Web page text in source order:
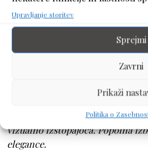
Upravljanje storitev
Sprejmi
Zavrni
Prikaži
Politika o
Opis Mnenja (0)
Opis
Ta filigranska broška združuje
sodoben videz. Drobni vzorci
obleke ali rute. Lahka in udobna
vizualno izstopajoča. Popolna
elegance.